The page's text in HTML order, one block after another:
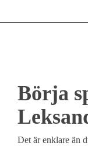
Börja
Det är enklare än